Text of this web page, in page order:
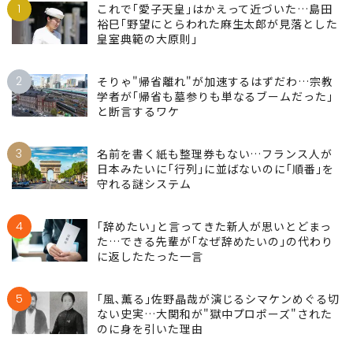
1
これで｢愛子天皇｣はかえって近づいた…島田
裕巳｢野望にとらわれた麻生太郎が見落とした
皇室典範の大原則｣
2
そりゃ"帰省離れ"が加速するはずだわ…宗教
学者が｢帰省も墓参りも単なるブームだった｣
と断言するワケ
3
名前を書く紙も整理券もない…フランス人が
日本みたいに｢行列｣に並ばないのに｢順番｣を
守れる謎システム
4
｢辞めたい｣と言ってきた新人が思いとどまっ
た…できる先輩が｢なぜ辞めたいの｣の代わり
に返したたった一言
5
｢風､薫る｣佐野晶哉が演じるシマケンめぐる切
ない史実…大関和が"獄中プロポーズ"された
のに身を引いた理由